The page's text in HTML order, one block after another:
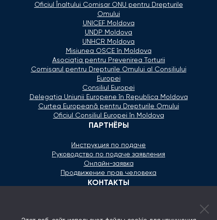
Oficiul Înaltului Comisar ONU pentru Drepturile
Omului
UNICEF Moldova
UNDP Moldova
UNHCR Moldova
Misiunea OSCE în Moldova
Asociaţia pentru Prevenirea Torturii
Comisarul pentru Drepturile Omului al Consiliului
Europei
Consiliul Europei
Delegaţia Uniunii Europene în Republica Moldova
Curtea Europeană pentru Drepturile Omului
Oficiul Consiliul Europei în Moldova
ПАРТНЁРЫ
Инструкция по подаче
Руководство по подаче заявления
Онлайн-заявка
Продвижение прав человека
КОНТАКТЫ